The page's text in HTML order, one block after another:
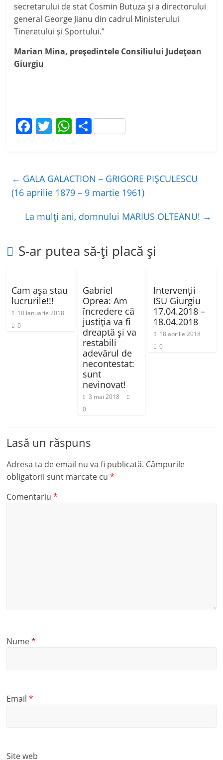
secretarului de stat Cosmin Butuza şi a directorului
general George Jianu din cadrul Ministerului
Tineretului şi Sportului.”
Marian Mina, preşedintele Consiliului Judeţean
Giurgiu
F
e
b
o
T
er
W
s
A
p
P
je
a
ă
← GALA GALACTION – GRIGORE PIȘCULESCU
(16 aprilie 1879 – 9 martie 1961)
La mulţi ani, domnului MARIUS OLTEANU! →
S-ar putea să-ți placă și
Cam așa stau
lucrurile!!!
10 ianuarie 2018
0
Gabriel
Oprea: Am
încredere că
justiția va fi
dreaptă și va
restabili
adevărul de
necontestat:
sunt
nevinovat!
3 mai 2018
0
Intervenţii
ISU Giurgiu
17.04.2018 –
18.04.2018
18 aprilie 2018
0
Lasă un răspuns
Adresa ta de email nu va fi publicată. Câmpurile
obligatorii sunt marcate cu*
Comentariu*
Nume*
Email*
Site web